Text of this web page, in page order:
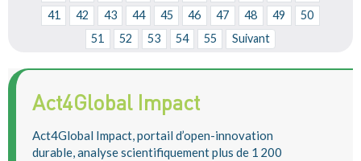
41
42 43 44 45 46 47 48 49
50
51
52 53 54 55 Suivant
Act4Global Impact
Act4Global Impact, portail d’open-innovation
durable, analyse scientifiquement plus de 1 200